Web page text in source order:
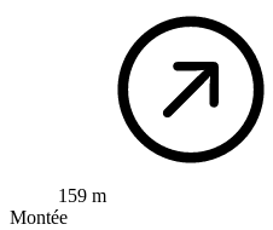
159 m
Montée